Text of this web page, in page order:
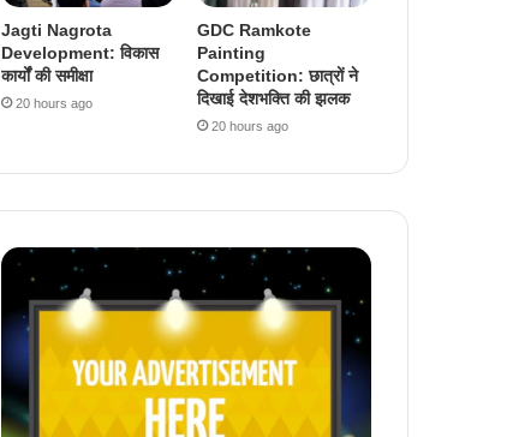
Jagti Nagrota
Development: विकास
कार्यों की समीक्षा
20 hours ago
GDC Ramkote
Painting
Competition: छात्रों ने
दिखाई देशभक्ति की झलक
20 hours ago